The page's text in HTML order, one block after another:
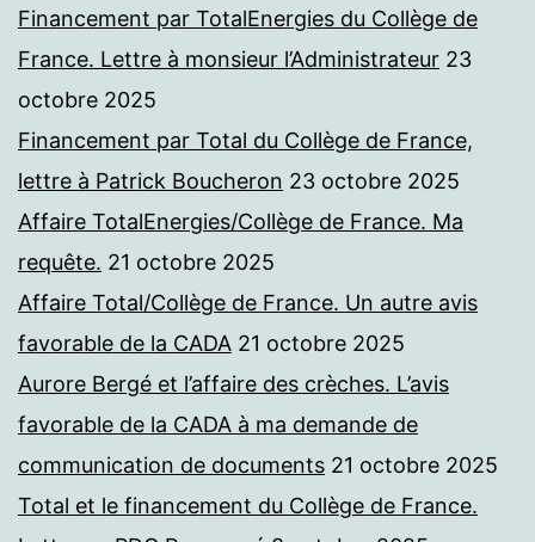
Financement par TotalEnergies du Collège de
France. Lettre à monsieur l’Administrateur 23
octobre 2025
Financement par Total du Collège de France,
lettre à Patrick Boucheron 23 octobre 2025
Affaire TotalEnergies/Collège de France. Ma
requête. 21 octobre 2025
Affaire Total/Collège de France. Un autre avis
favorable de la CADA 21 octobre 2025
Aurore Bergé et l’affaire des crèches. L’avis
favorable de la CADA à ma demande de
communication de documents 21 octobre 2025
Total et le financement du Collège de France.